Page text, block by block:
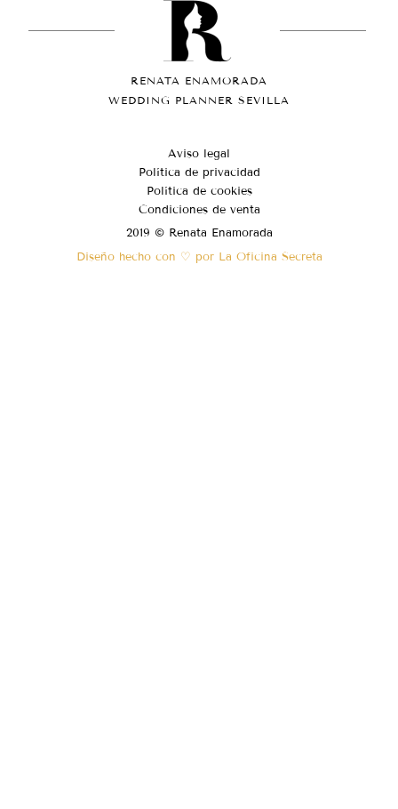
RENATA ENAMORADA
WEDDING PLANNER SEVILLA
Aviso legal
Política de privacidad
Política de cookies
Condiciones de venta
2019 © Renata Enamorada
Diseño hecho con ♡ por La Oficina Secreta